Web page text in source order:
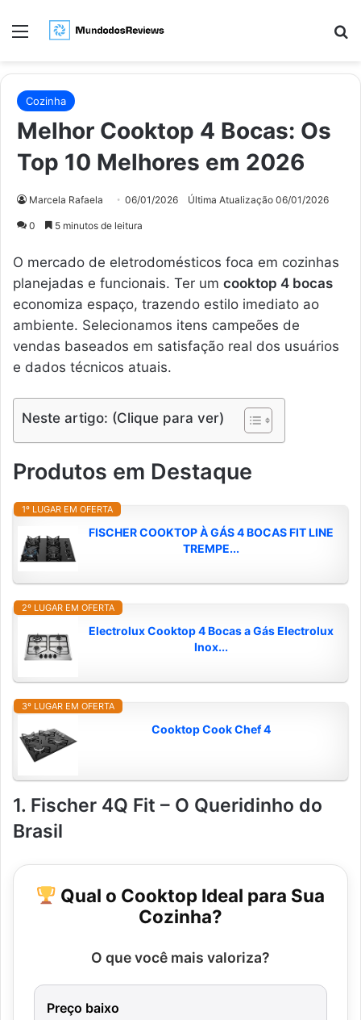
Menu
Cozinha
Melhor Cooktop 4 Bocas: Os
Top 10 Melhores em 2026
Marcela Rafaela 06/01/2026 Última Atualização 06/01/2026
0 5 minutos de leitura
O mercado de eletrodomésticos foca em cozinhas
planejadas e funcionais. Ter um cooktop 4 bocas
economiza espaço, trazendo estilo imediato ao
ambiente. Selecionamos itens campeões de
vendas baseados em satisfação real dos usuários
e dados técnicos atuais.
Neste artigo: (Clique para ver)
Produtos em Destaque
1º LUGAR EM OFERTA
FISCHER COOKTOP À GÁS 4 BOCAS FIT LINE
TREMPE...
2º LUGAR EM OFERTA
Electrolux Cooktop 4 Bocas a Gás Electrolux
Inox...
3º LUGAR EM OFERTA
Cooktop Cook Chef 4
1. Fischer 4Q Fit – O Queridinho do
Brasil
Qual o Cooktop Ideal para Sua
Cozinha?
O que você mais valoriza?
Preço baixo